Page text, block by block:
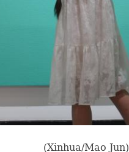
(Xinhua/Mao Jun)